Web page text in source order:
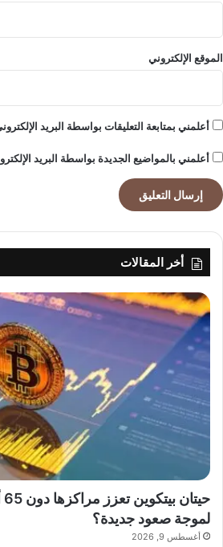
الموقع الإلكتروني
أعلمني بمتابعة التعليقات بواسطة البريد
أعلمني بالمواضيع الجديدة بواسطة البريد
أخر المقالات
لموجة صعود جديدة؟
أغسطس 9, 2026